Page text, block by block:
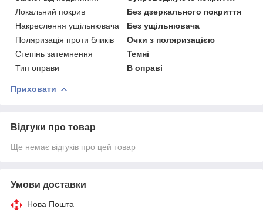
Локальний покрив
Без дзеркального покриття
Накреслення ущільнювача
Без ущільнювача
Поляризація проти бликів
Очки з поляризацією
Степінь затемнення
Темні
Тип оправи
В оправі
Приховати
Відгуки про товар
Ще немає відгуків про цей товар
Умови доставки
Нова Пошта